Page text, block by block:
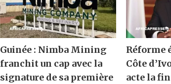
Guinée : Nimba Mining
franchit un cap avec la
signature de sa première
Réforme
Côte
acte la